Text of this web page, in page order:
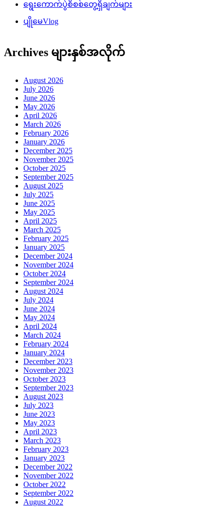
ရွေးကောက်ပွဲစိစစ်တွေ့ရှိချက်များ
ပျိုမေVlog
Archives များနှစ်အလိုက်
August 2026
July 2026
June 2026
May 2026
April 2026
March 2026
February 2026
January 2026
December 2025
November 2025
October 2025
September 2025
August 2025
July 2025
June 2025
May 2025
April 2025
March 2025
February 2025
January 2025
December 2024
November 2024
October 2024
September 2024
August 2024
July 2024
June 2024
May 2024
April 2024
March 2024
February 2024
January 2024
December 2023
November 2023
October 2023
September 2023
August 2023
July 2023
June 2023
May 2023
April 2023
March 2023
February 2023
January 2023
December 2022
November 2022
October 2022
September 2022
August 2022